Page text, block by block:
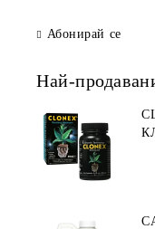
Абонирай се
Най-